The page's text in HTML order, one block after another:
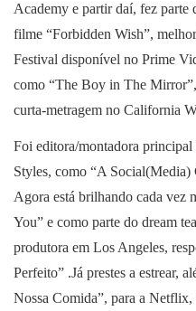
Academy e partir daí, fez parte
filme “Forbidden Wish”,
Festival disponível no Prime
como “The Boy in The
curta-metragem no California
Foi editora/montadora
Styles, como “A Social(Media)
Agora está brilhando cada vez
You” e como parte do dream
produtora em Los Angeles,
Perfeito” .Já prestes a estrear,
Nossa Comida”, para a